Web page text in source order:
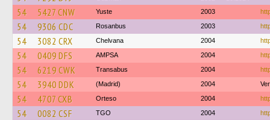
54 5427 CNW Yuste 2003
54 9306 CDC Rosanbus 2003
54 3082 CRX Chelvana 2004
54 0409 DFS AMPSA 2004
54 6219 CWK Transabus 2004
54 3940 DDK (Madrid) 2004
54 4707 CXB Orteso 2004
54 0082 CSF TGO 2004